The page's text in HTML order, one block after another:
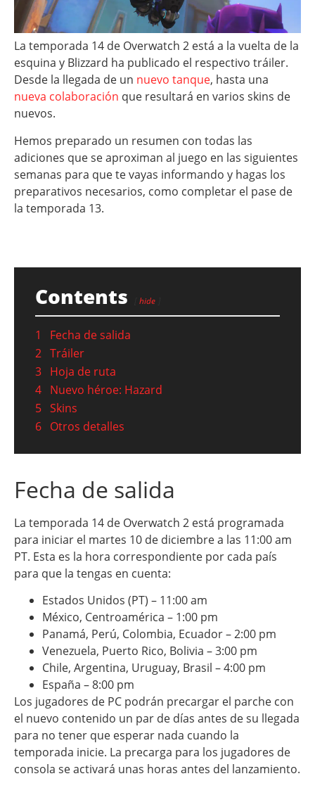
La temporada 14 de Overwatch 2 está a la vuelta de la
esquina y Blizzard ha publicado el respectivo tráiler.
Desde la llegada de un nuevo tanque, hasta una
nueva colaboración que resultará en varios skins de
nuevos.
Hemos preparado un resumen con todas las
adiciones que se aproximan al juego en las siguientes
semanas para que te vayas informando y hagas los
preparativos necesarios, como completar el pase de
la temporada 13.
Contents hide
1
Fecha de salida
2 Tráiler
3 Hoja de ruta
4 Nuevo héroe: Hazard
5 Skins
6 Otros detalles
Fecha de salida
La temporada 14 de Overwatch 2 está programada
para iniciar el martes 10 de diciembre a las 11:00 am
PT. Esta es la hora correspondiente por cada país
para que la tengas en cuenta:
Estados Unidos (PT) – 11:00 am
México, Centroamérica – 1:00 pm
Panamá, Perú, Colombia, Ecuador – 2:00 pm
Venezuela, Puerto Rico, Bolivia – 3:00 pm
Chile, Argentina, Uruguay, Brasil – 4:00 pm
España – 8:00 pm
Los jugadores de PC podrán precargar el parche con
el nuevo contenido un par de días antes de su llegada
para no tener que esperar nada cuando la
temporada inicie. La precarga para los jugadores de
consola se activará unas horas antes del lanzamiento.